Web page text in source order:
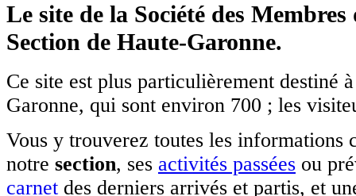
Pour les membres de la section de Haute-
Garonne (SMLH31) qui souhaitent l'accès
aux pages privées...
lien
C'est presque l'été
Les permanences à Duranti seront
suspendues en juillet et août et le 2
septembre. Nous restons joignables par
téléphone (pensez à vous identifier
clairement sur le répondeur !) et de
Le site de la Société des
Section de Haute-Garonne.
Ce site est plus particulièrement destiné
Garonne, qui sont environ 700 ; les
Vous y trouverez toutes les informations
notre section, ses activités passées ou
carnet des derniers arrivés et partis, et